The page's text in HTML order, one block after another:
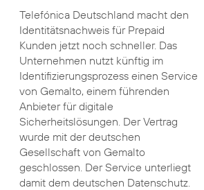
Telefónica Deutschland macht den
Identitätsnachweis für Prepaid
Kunden jetzt noch schneller. Das
Unternehmen nutzt künftig im
Identifizierungsprozess einen Service
von Gemalto, einem führenden
Anbieter für digitale
Sicherheitslösungen. Der Vertrag
wurde mit der deutschen
Gesellschaft von Gemalto
geschlossen. Der Service unterliegt
damit dem deutschen Datenschutz.